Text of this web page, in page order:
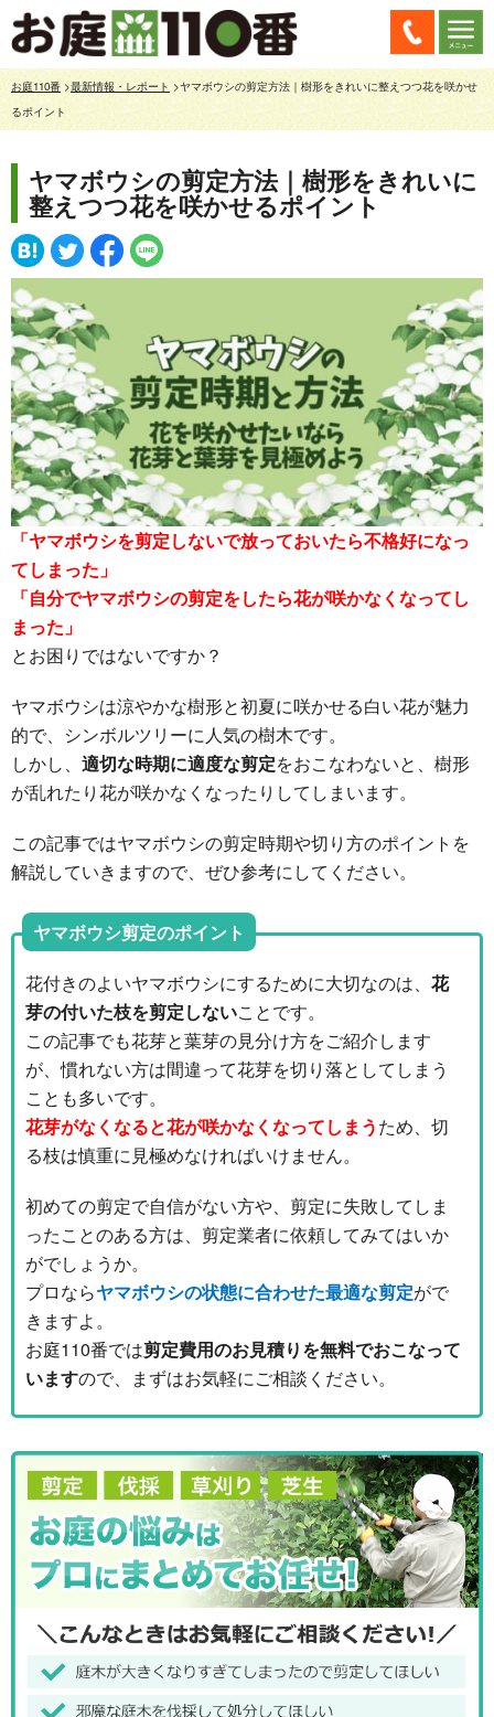
お庭110番>最新情報・レポート >ヤマボウシの剪定方法｜樹形をきれいに整えつつ花を咲かせ
るポイント
ヤマボウシの剪定方法｜樹形をきれいに
整えつつ花を咲かせるポイント
「ヤマボウシを剪定しないで放っておいたら不格好になっ
てしまった」
「自分でヤマボウシの剪定をしたら花が咲かなくなってし
まった」
とお困りではないですか？
ヤマボウシは涼やかな樹形と初夏に咲かせる白い花が魅力
的で、シンボルツリーに人気の樹木です。
しかし、 適切な時期に適度な剪定をおこなわないと、樹形
が乱れたり花が咲かなくなったりしてしまいます。
この記事ではヤマボウシの剪定時期や切り方のポイントを
解説していきますので、ぜひ参考にしてください。
ヤマボウシ剪定のポイント
花付きのよいヤマボウシにするために大切なのは、 花
芽の付いた枝を剪定しないことです。
この記事でも花芽と葉芽の見分け方をご紹介します
が、慣れない方は間違って花芽を切り落としてしまう
ことも多いです。
花芽がなくなると花が咲かなくなってしまうため、切
る枝は慎重に見極めなければいけません。
初めての剪定で自信がない方や、剪定に失敗してしま
ったことのある方は、剪定業者に依頼してみてはいか
がでしょうか。
プロならヤマボウシの状態に合わせた最適な剪定がで
きますよ。
お庭110番では剪定費用のお見積りを無料でおこなって
いますので、まずはお気軽にご相談ください。